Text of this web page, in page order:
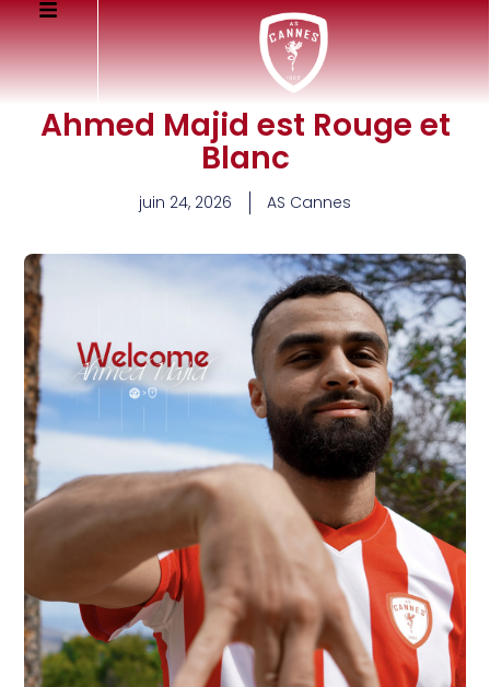
Ahmed Majid est Rouge et
Blanc
juin 24, 2026 AS Cannes